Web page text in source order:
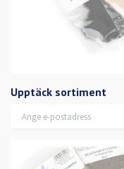
Upptäck sortiment